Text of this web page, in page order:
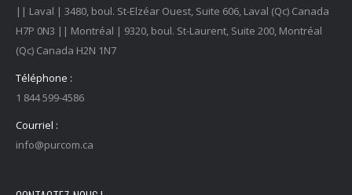
|| Laval | 3480, boul. St-Elzéar Ouest, Suite 606, Laval (Qc) Canada
H7P 0N3 || Montréal | 9320, boul. St-Laurent, Suite 200, Montréal
(Qc) Canada H2N 1N7
Téléphone :
1 844 599-4586
Courriel :
info@purcom.ca